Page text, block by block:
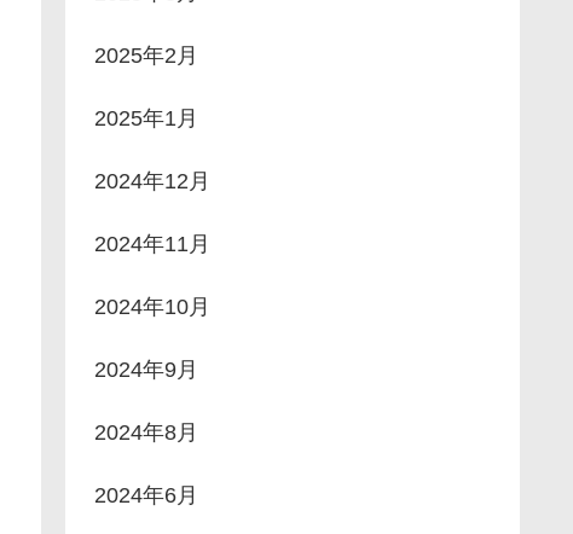
2025年2月
2025年1月
2024年12月
2024年11月
2024年10月
2024年9月
2024年8月
2024年6月